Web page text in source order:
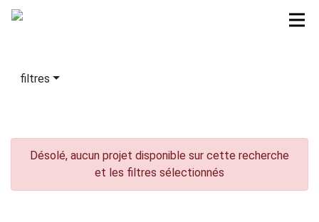
filtres
Désolé, aucun projet disponible sur cette recherche
et les filtres sélectionnés